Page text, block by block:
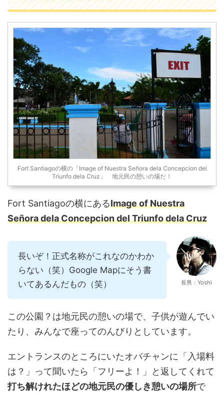
Fort Santiagoの横の「Image of Nuestra Señora dela Concepcion del
Triunfo dela Cruz」 地元民の憩いの場だ！
Fort Santiagoの横にあるImage of Nuestra
Señora dela Concepcion del Triunfo dela Cruz
長いぞ！正式名称がこれなのかわか
らない（笑）Google Mapにそう書
いてあるんだもの（笑）
長男：Yoshi
この公園？は地元民の憩いの場で、子供が遊んでい
たり、みんなで座ってのんびりとしています。
エントランスのところにいたオバチャンに「入場料
は？」って聞いたら「フリーよ！」と返してくれて
打ち解けれたほどの地元民の優しき憩いの場所で